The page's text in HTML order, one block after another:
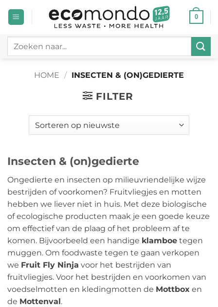
naar
0
Zoeken
HOME / INSECTEN & (ON)GEDIERTE
FILTER
Insecten & (on)gedierte
Ongedierte en insecten op milieuvriendelijke wijze
bestrijden of voorkomen? Fruitvliegjes en motten
hebben we liever niet in huis. Met deze biologische
of ecologische producten maak je een goede keuze
om effectief van de plaag of het probleem af te
komen. Bijvoorbeeld een handige klamboe tegen
muggen. Om foodwaste tegen te gaan verkopen
we Fruit Fly Ninja voor het bestrijden van
fruitvliegjes. Voor het bestrijden en voorkomen van
voedselmotten en kledingmotten de Mottbox en
de Mottenval .